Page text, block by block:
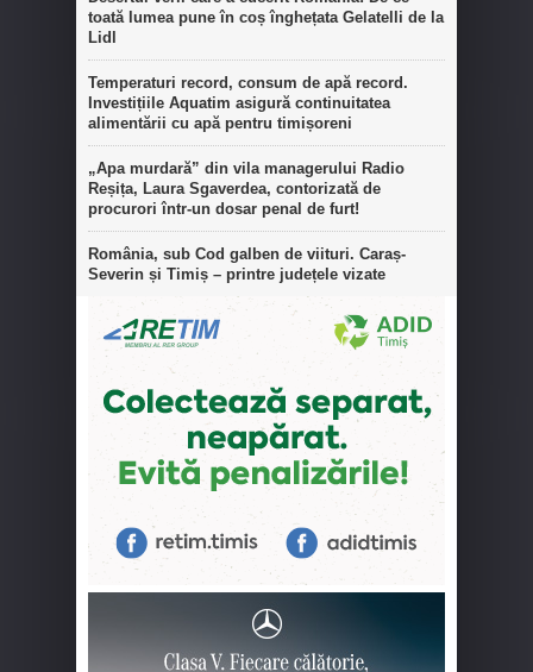
toată lumea pune în coș înghețata Gelatelli de la
Lidl
Temperaturi record, consum de apă record.
Investițiile Aquatim asigură continuitatea
alimentării cu apă pentru timișoreni
„Apa murdară” din vila managerului Radio
Reșița, Laura Sgaverdea, contorizată de
procurori într-un dosar penal de furt!
România, sub Cod galben de viituri. Caraș-
Severin și Timiș – printre județele vizate